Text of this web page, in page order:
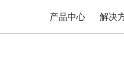
产品中心 解决